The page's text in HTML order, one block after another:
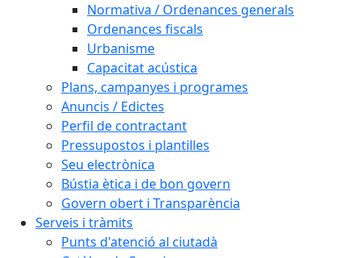
Normativa / Ordenances generals
Ordenances fiscals
Urbanisme
Capacitat acústica
Plans, campanyes i programes
Anuncis / Edictes
Perfil de contractant
Pressupostos i plantilles
Seu electrònica
Bústia ètica i de bon govern
Govern obert i Transparència
Serveis i tràmits
Punts d'atenció al ciutadà